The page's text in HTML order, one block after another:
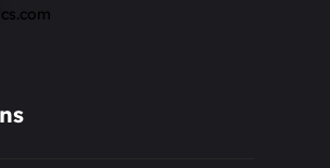
cs.com